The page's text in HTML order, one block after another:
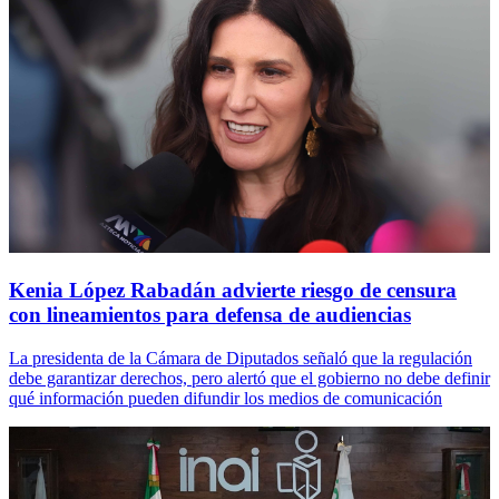
Kenia López Rabadán advierte riesgo de censura
con lineamientos para defensa de audiencias
La presidenta de la Cámara de Diputados señaló que la regulación
debe garantizar derechos, pero alertó que el gobierno no debe definir
qué información pueden difundir los medios de comunicación